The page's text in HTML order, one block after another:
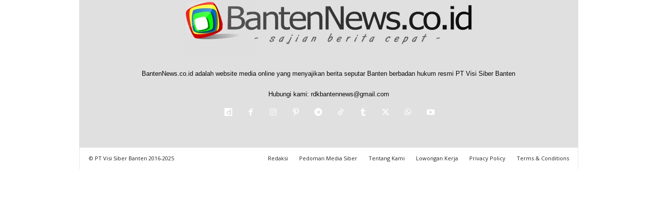
BantenNews.co.id adalah website media online yang menyajikan berita seputar Banten berbadan hukum resmi PT Visi Siber Banten
Hubungi kami: rdkbantennews@gmail.com
Redaksi Pedoman Media Siber Tentang Kami Lowongan Kerja Privacy Policy Terms & Conditions
© PT Visi Siber Banten 2016-2025